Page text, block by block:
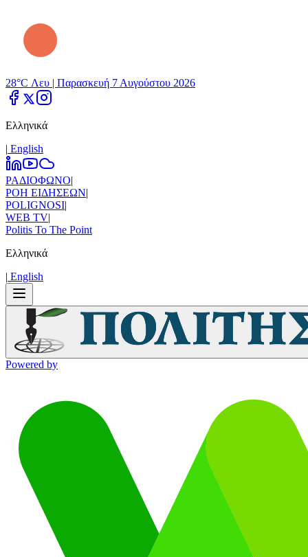
28°C Λευ | Παρασκευή 7 Αυγούστου 2026
Ελληνικά
| Εnglish
ΡΑΔΙΟΦΩΝΟ|
ΡΟΗ ΕΙΔΗΣΕΩΝ|
POLIGNOSI|
WEB TV|
Politis To The Point
Ελληνικά
| Εnglish
Powered by